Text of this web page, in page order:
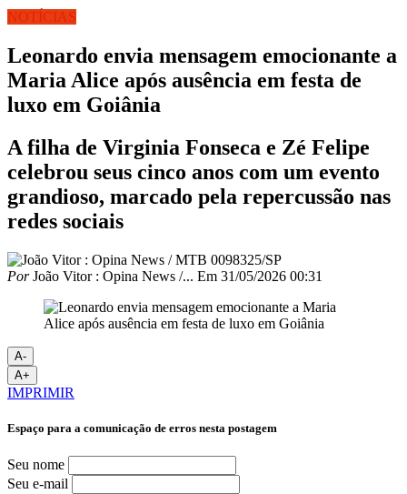
NOTÍCIAS
Leonardo envia mensagem emocionante a
Maria Alice após ausência em festa de
luxo em Goiânia
A filha de Virginia Fonseca e Zé Felipe
celebrou seus cinco anos com um evento
grandioso, marcado pela repercussão nas
redes sociais
PorJoão Vitor : Opina News /... Em 31/05/2026 00:31
A-
A+
IMPRIMIR
Espaço para a comunicação de erros nesta postagem
Seu nome
Seu e-mail